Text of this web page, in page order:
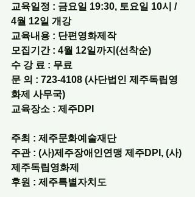
교육일정 : 금요일 19:30, 토요일 10시 /
4월 12일 개강
교육내용 : 단편영화제작
모집기간 : 4월 12일까지(선착순)
수 강 료 : 무료
문 의 : 723-4108 (사단법인 제주독립영
화제 사무국)
교육장소 : 제주DPI
주최 : 제주문화예술재단
주관 : (사)제주장애인연맹 제주DPI, (사)
제주독립영화제
후원 : 제주특별자치도